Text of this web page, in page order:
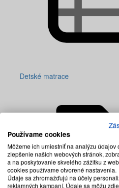
Detské matrace
Používame cookies
Môžeme ich umiestniť na analýzu údajov
zlepšenie našich webových stránok,
a na poskytovanie skvelého zážitku z
cookies používame otvorené nastavenia.
Údaje sa zhromažďujú na účely
reklamných kampaní. Údaje sa môžu